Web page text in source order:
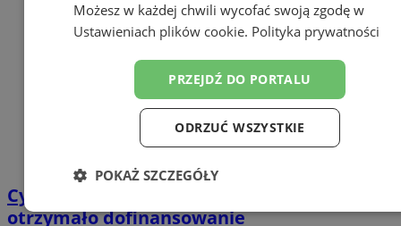
Cyberbezpieczny Samorząd – Orzesze
otrzymało dofinansowanie
Możesz w każdej chwili wycofać swoją zgodę w
Ustawieniach plików cookie. Polityka prywatności
PRZEJDŹ DO PORTALU
ODRZUĆ WSZYSTKIE
POKAŻ SZCZEGÓŁY
Niezbędne Wydajność Targetowanie